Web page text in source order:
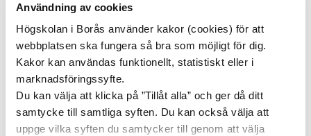
Användning av cookies
Högskolan i Borås använder kakor (cookies) för att
webbplatsen ska fungera så bra som möjligt för dig.
Kakor kan användas funktionellt, statistiskt eller i
marknadsföringssyfte.
Du kan välja att klicka på ”Tillåt alla” och ger då ditt
samtycke till samtliga syften. Du kan också välja att
uppge vilka syften du samtycker till genom att välja
den vårdvetenskapliga teorin. Det kan
exempelvis ske i olika scenarier där
studenterna får öva på svåra samtal och
situationer och som sedan åtföljs av reflektion.
Genom reflektion kan studenternas förståelse
för patienten och anhörigas situation utvecklas
med hjälp av teoretisk kunskap, säger